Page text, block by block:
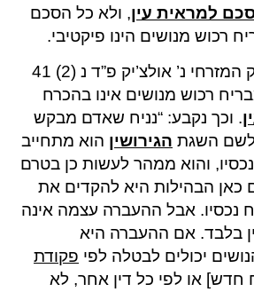
למראית עין, ולא כל הסכם
רכוש מנושים הינו פיקטיבי.
בע”א 1780/93 בנק המזרחי נ’ אולצ’יק פ”ד נ (2) 41
רכוש מנושים אינו בהכרח
. וכך נקבע: “נניח שאדם מבקש
השגת הגירושין הוא מתחייב
והוא ממהר לעשות כן בטרם
גם כאן הבהילות היא להקדים את
נכסיו. אבל ההעברה עצמה אינה
בלבד. אם ההעברה היא
יכולים לבטלה לפי פקודת
חדש] או לפי כל דין אחר, לא